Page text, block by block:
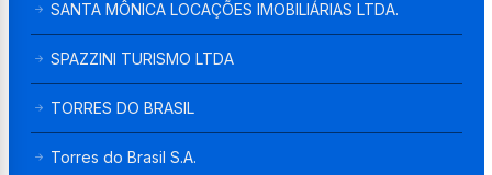
SANTA MÔNICA LOCAÇÕES IMOBILIÁRIAS LTDA.
SPAZZINI TURISMO LTDA
TORRES DO BRASIL
Torres do Brasil S.A.